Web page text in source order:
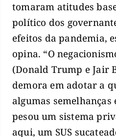
tomaram atitudes
político dos
efeitos da pandemia,
opina. “O
(Donald Trump e Jair
demora em adotar a
algumas semelhanças
pesou um sistema
aqui, um SUS